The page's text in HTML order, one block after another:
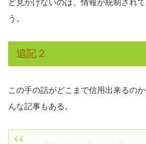
ど見かけないのは、情報が統制され
う。
追記２
この手の話がどこまで信用出来るの
んな記事もある。